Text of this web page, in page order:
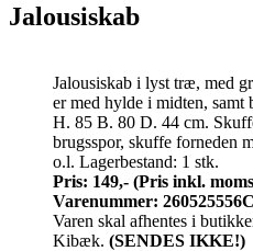
Jalousiskab
Jalousiskab i lyst træ, med
er med hylde i midten,
H. 85 B. 80 D. 44 cm.
brugsspor, skuffe forneden
o.l. Lagerbestand: 1 stk.
Pris: 149,- (Pris inkl.
Varenummer: 260525556C
Varen skal afhentes i
Kibæk. (SENDES IKKE!)